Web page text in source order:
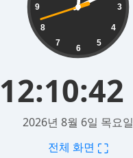
3
4
5
6
7
8
9
12:10:43
2026년 8월 6일 목요일
전체 화면 ⛶